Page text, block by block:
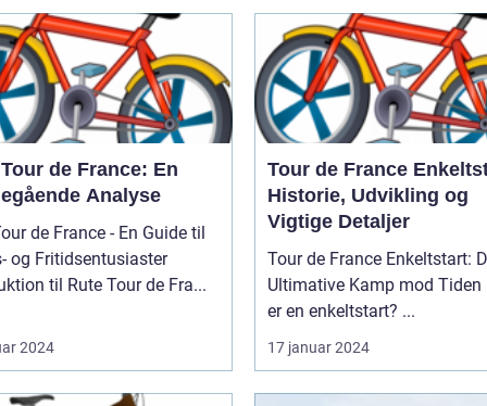
de France: En
Analyse
de France - En Guide til
og Fritidsentusiaster
til Rute Tour de Fra...
2024
Tour de France
Historie, Udvikling og
Vigtige Detaljer
Tour de France Enkeltstart:
Ultimative Kamp mod Tiden Hvad
er en enkeltstart? ...
17 januar 2024